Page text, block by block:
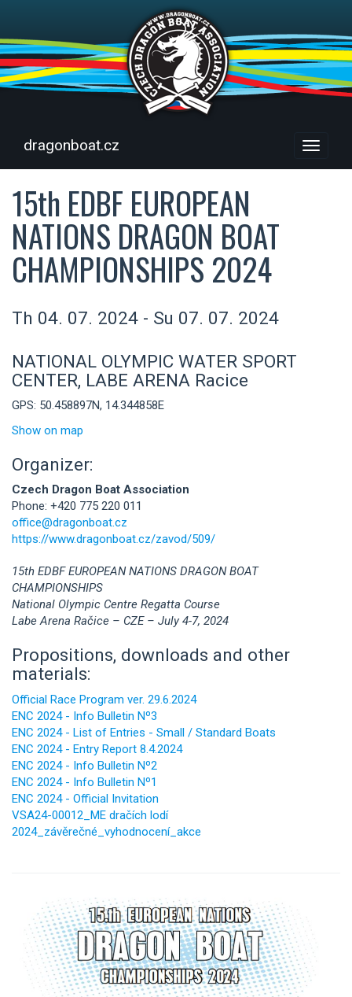
Menu
dragonboat.cz
15th EDBF EUROPEAN
NATIONS DRAGON BOAT
CHAMPIONSHIPS 2024
Th 04. 07. 2024 - Su 07. 07. 2024
NATIONAL OLYMPIC WATER SPORT
CENTER, LABE ARENA Racice
GPS: 50.458897N, 14.344858E
Show on map
Organizer:
Czech Dragon Boat Association
Phone: +420 775 220 011
office@dragonboat.cz
https://www.dragonboat.cz/zavod/509/
15th EDBF EUROPEAN NATIONS DRAGON BOAT
CHAMPIONSHIPS
National Olympic Centre Regatta Course
Labe Arena Račice – CZE – July 4-7, 2024
Propositions, downloads and other
materials:
Official Race Program ver. 29.6.2024
ENC 2024 - Info Bulletin Nº3
ENC 2024 - List of Entries - Small / Standard Boats
ENC 2024 - Entry Report 8.4.2024
ENC 2024 - Info Bulletin Nº2
ENC 2024 - Info Bulletin Nº1
ENC 2024 - Official Invitation
VSA24-00012_ME dračích lodí
2024_závěrečné_vyhodnocení_akce